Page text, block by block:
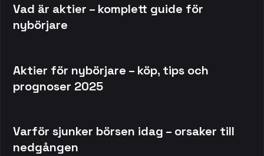
Vad är aktier – komplett guide för
nybörjare
Aktier för nybörjare – köp, tips och
prognoser 2025
Varför sjunker börsen idag – orsaker till
nedgången